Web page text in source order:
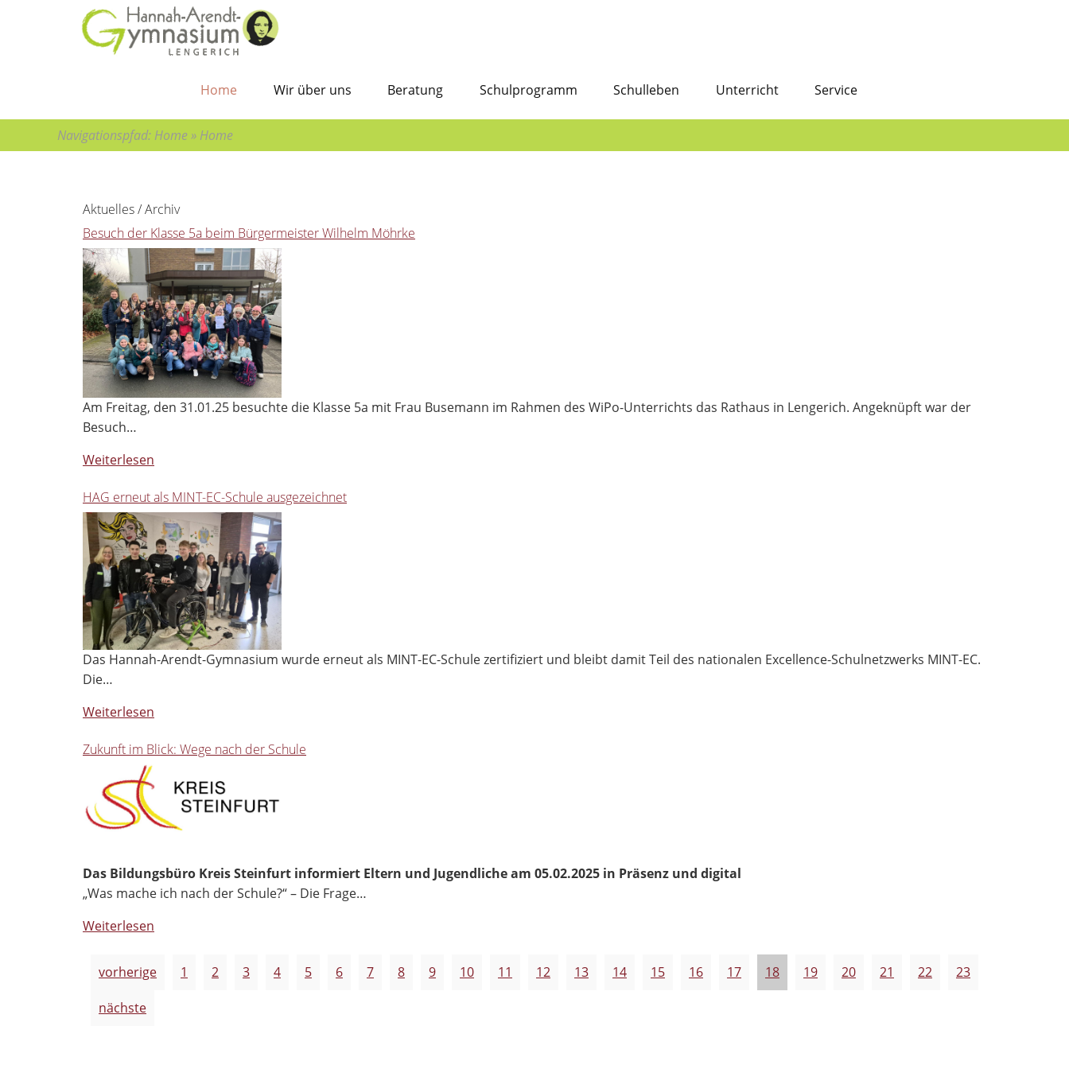
Bitte wählen Sie:
zur Hauptnavigation
Hauptnavigation überspringen
Home Wir über uns Beratung Schulprogramm Schulleben Unterricht Service
Navigationspfad: Home» Home
Aktuelles / Archiv
Besuch der Klasse 5a beim Bürgermeister Wilhelm Möhrke
Am Freitag, den 31.01.25 besuchte die Klasse 5a mit Frau Busemann im Rahmen des WiPo-Unterrichts das Rathaus in Lengerich. Angeknüpft war der
Besuch…
Weiterlesen
HAG erneut als MINT-EC-Schule ausgezeichnet
Das Hannah-Arendt-Gymnasium wurde erneut als MINT-EC-Schule zertifiziert und bleibt damit Teil des nationalen Excellence-Schulnetzwerks MINT-EC.
Die…
Weiterlesen
Zukunft im Blick: Wege nach der Schule
Das Bildungsbüro Kreis Steinfurt informiert Eltern und Jugendliche am 05.02.2025 in Präsenz und digital
„Was mache ich nach der Schule?“ – Die Frage…
Weiterlesen
vorherige 1 2 3 4 5 6 7 8 9 10 11 12 13 14 15 16 17 18 19 20 21 22 23
nächste